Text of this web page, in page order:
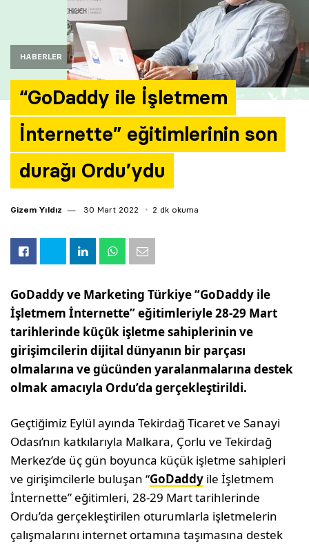
HABERLER
“GoDaddy ile İşletmem
İnternette” eğitimlerinin son
durağı Ordu’ydu
Gizem Yıldız 30 Mart 2022 2 dk okuma
GoDaddy ve Marketing Türkiye “GoDaddy ile
İşletmem İnternette” eğitimleriyle 28-29 Mart
tarihlerinde küçük işletme sahiplerinin ve
girişimcilerin dijital dünyanın bir parçası
olmalarına ve gücünden yaralanmalarına destek
olmak amacıyla Ordu’da gerçekleştirildi.
Geçtiğimiz Eylül ayında Tekirdağ Ticaret ve Sanayi
Odası’nın katkılarıyla Malkara, Çorlu ve Tekirdağ
Merkez’de üç gün boyunca küçük işletme sahipleri
ve girişimcilerle buluşan “GoDaddy ile İşletmem
İnternette” eğitimleri, 28-29 Mart tarihlerinde
Ordu’da gerçekleştirilen oturumlarla işletmelerin
çalışmalarını internet ortamına taşımasına destek